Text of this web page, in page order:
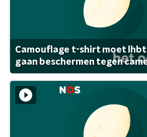
Camouflage t-shirt moet
gaan beschermen tegen